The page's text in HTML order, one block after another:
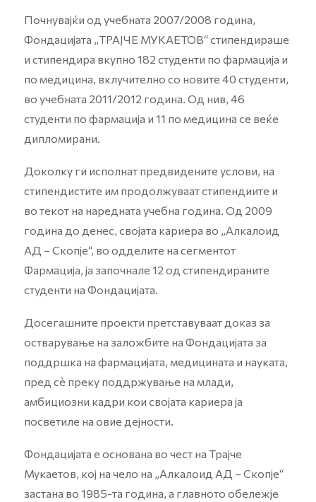
Почнувајќи од учебната 2007/2008 година,
Фондацијата „ТРАЈЧЕ МУКАЕТОВ“ стипендираше
и стипендира вкупно 182 студенти по фармација и
по медицина, вклучително со новите 40 студенти,
во учебната 2011/2012 година. Од нив, 46
студенти по фармација и 11 по медицина се веќе
дипломирани.
Доколку ги исполнат предвидените услови, на
стипендистите им продолжуваат стипендиите и
во текот на наредната учебна година. Од 2009
година до денес, својата кариера во „Алкалоид
АД – Скопје“, во одделите на сегментот
Фармација, ја започнале 12 од стипендираните
студенти на Фондацијата.
Досегашните проекти претставуваат доказ за
остварување на заложбите на Фондацијата за
поддршка на фармацијата, медицината и науката,
пред сѐ преку поддржување на млади,
амбициозни кадри кои својата кариера ја
посветиле на овие дејности.
Фондацијата е основана во чест на Трајче
Мукаетов, кој на чело на „Алкалоид АД – Скопје“
застана во 1985-та година, а главното обележје